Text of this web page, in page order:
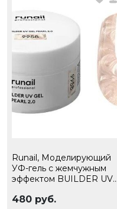
Runail, Моделирующий
УФ-гель c жемчужным
эффектом BUILDER UV
№9958
480 руб.